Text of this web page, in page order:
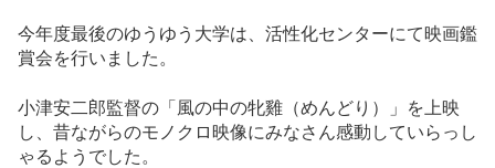
今年度最後のゆうゆう大学は、活性化センターにて映画鑑
賞会を行いました。
小津安二郎監督の「風の中の牝雞（めんどり）」を上映
し、昔ながらのモノクロ映像にみなさん感動していらっし
ゃるようでした。